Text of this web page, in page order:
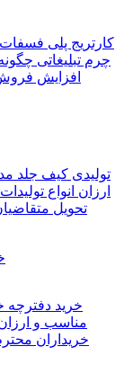
کارتریج پلی فسفات
چرم تبلیغاتی
افزایش
تولیدی کیف جلد
ارزان انواع
تحویل
خرید دفترچه
مناسب و
خریداران